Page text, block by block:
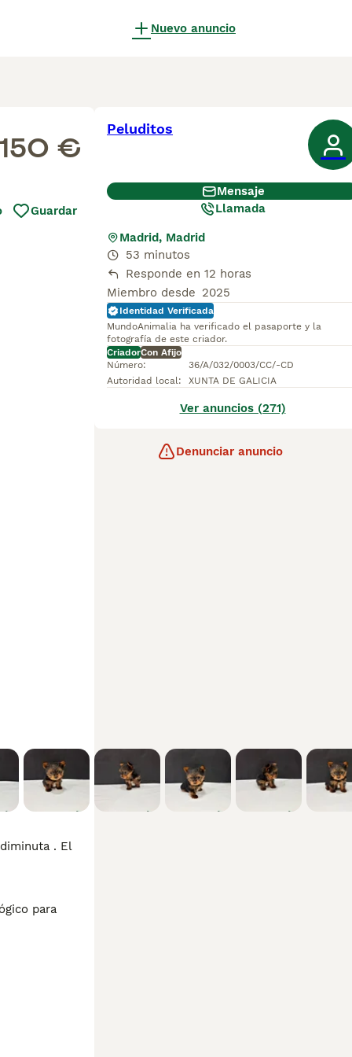
Nuevo anuncio
150 €
Guardar
. El
para
Peluditos
Mensaje
Llamada
Madrid, Madrid
53 minutos
Responde en 12 horas
Miembro desde 2025
Identidad Verificada
MundoAnimalia ha verificado el pasaporte y la
fotografía de este criador.
CriadorCon Afijo
Número:
36/A/032/0003/CC/-CD
Autoridad local: XUNTA DE GALICIA
Ver anuncios (271)
Denunciar anuncio